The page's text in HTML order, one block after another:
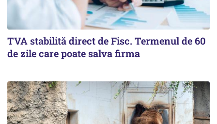
TVA stabilită direct de Fisc. Termenul de 60
de zile care poate salva firma